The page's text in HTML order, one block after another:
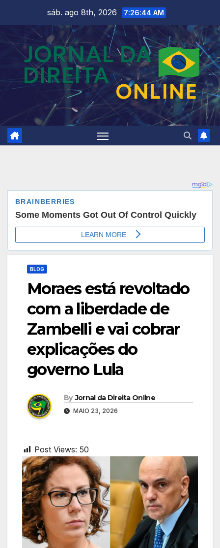
content
sáb. ago 8th, 2026 7:26:46 AM
BLOG
Moraes está revoltado
com a liberdade de
Zambelli e vai cobrar
explicações do
governo Lula
By Jornal da Direita Online
MAIO 23, 2026
Post Views: 50